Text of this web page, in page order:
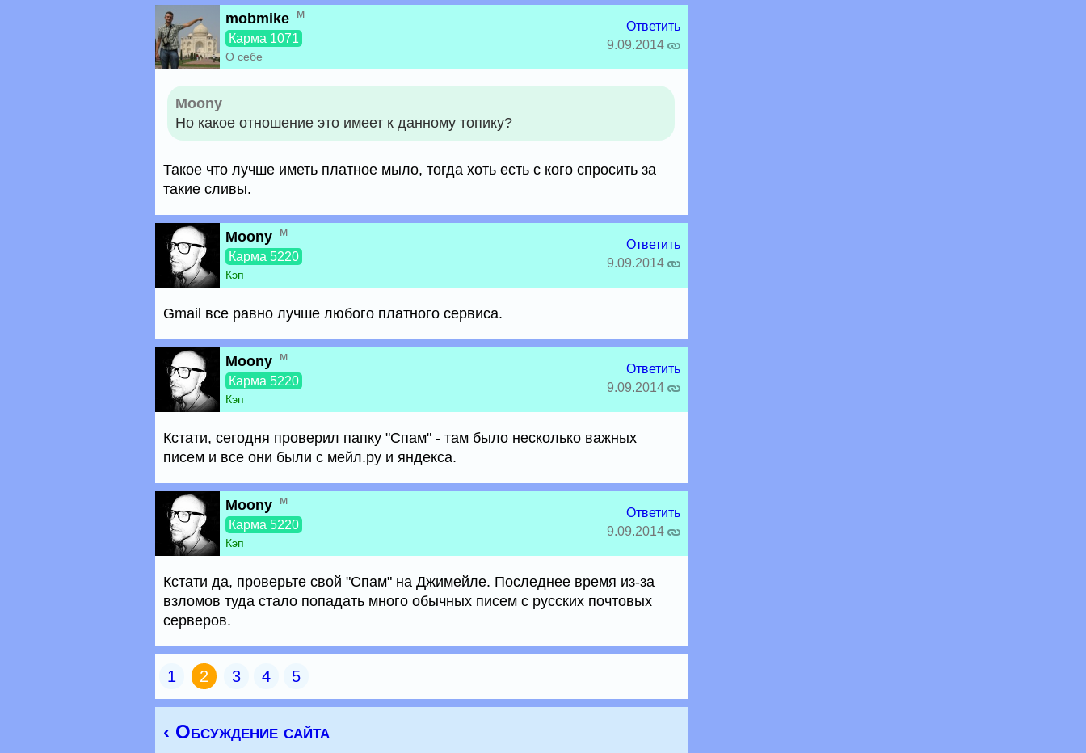
mobmike м
Карма 1071
О себе
Ответить
9.09.2014
Moony
Но какое отношение это имеет к данному топику?
Такое что лучше иметь платное мыло, тогда хоть есть с кого спросить за
такие сливы.
Moony м
Карма 5220
Кэп
Ответить
9.09.2014
Gmail все равно лучше любого платного сервиса.
Moony м
Карма 5220
Кэп
Ответить
9.09.2014
Кстати, сегодня проверил папку "Спам" - там было несколько важных
писем и все они были с мейл.ру и яндекса.
Moony м
Карма 5220
Кэп
Ответить
9.09.2014
Кстати да, проверьте свой "Спам" на Джимейле. Последнее время из-за
взломов туда стало попадать много обычных писем с русских почтовых
серверов.
1 2 3 4 5
‹ Обсуждение сайта